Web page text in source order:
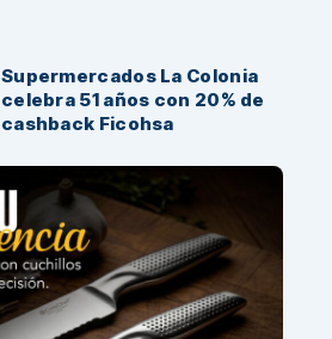
Supermercados La Colonia
celebra 51 años con 20% de
cashback Ficohsa